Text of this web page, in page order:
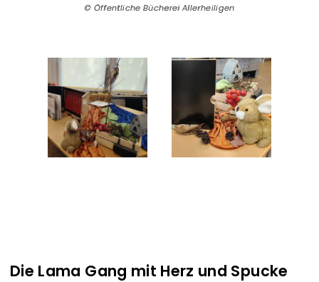
Öffentliche Bücherei Allerheiligen
Die Lama Gang mit Herz und Spucke